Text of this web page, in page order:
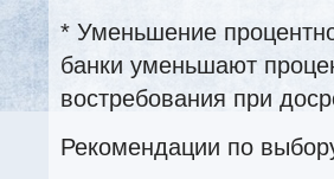
* Уменьшение
банки уменьшают
востребования при
Рекомендации по